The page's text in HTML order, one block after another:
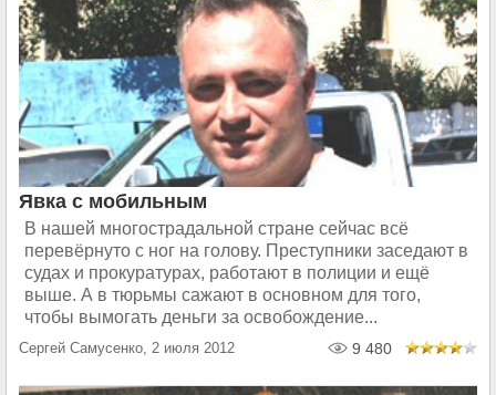
Явка с мобильным
В нашей многострадальной стране сейчас всё
перевёрнуто с ног на голову. Преступники заседают в
судах и прокуратурах, работают в полиции и ещё
выше. А в тюрьмы сажают в основном для того,
чтобы вымогать деньги за освобождение...
Сергей Самусенко, 2 июля 2012 9 480